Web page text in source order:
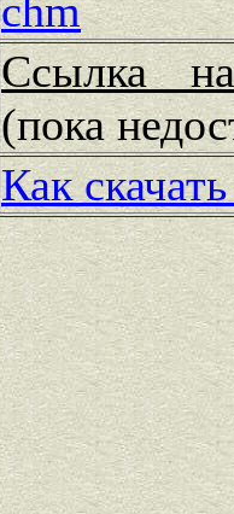
chm
Ссылка
(пока
Как